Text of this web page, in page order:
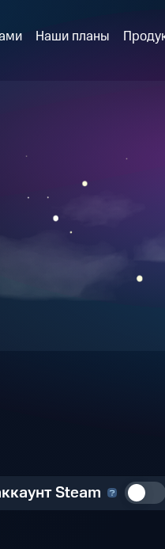
Наши планы
Steam